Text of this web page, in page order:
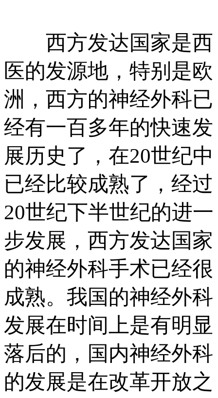
西方发达国家是西
医的发源地，特别是欧
洲，西方的神经外科已
经有一百多年的快速发
展历史了，在20世纪中
已经比较成熟了，经过
20世纪下半世纪的进一
步发展，西方发达国家
的神经外科手术已经很
成熟。我国的神经外科
发展在时间上是有明显
落后的，国内神经外科
的发展是在改革开放之